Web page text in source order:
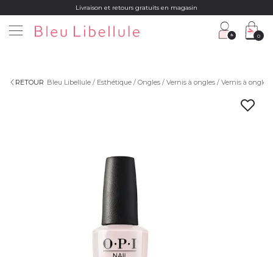
Livraison et retours gratuits en magasin
0
RETOUR Bleu Libellule Esthétique Ongles Vernis à ongles Vernis à ongles